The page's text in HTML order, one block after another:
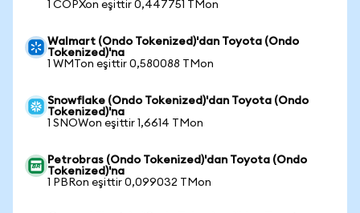
1 COPXon eşittir 0,447751 TMon
Walmart (Ondo Tokenized)'dan Toyota (Ondo
Tokenized)'na
1 WMTon eşittir 0,580088 TMon
Snowflake (Ondo Tokenized)'dan Toyota (Ondo
Tokenized)'na
1 SNOWon eşittir 1,6614 TMon
Petrobras (Ondo Tokenized)'dan Toyota (Ondo
Tokenized)'na
1 PBRon eşittir 0,099032 TMon